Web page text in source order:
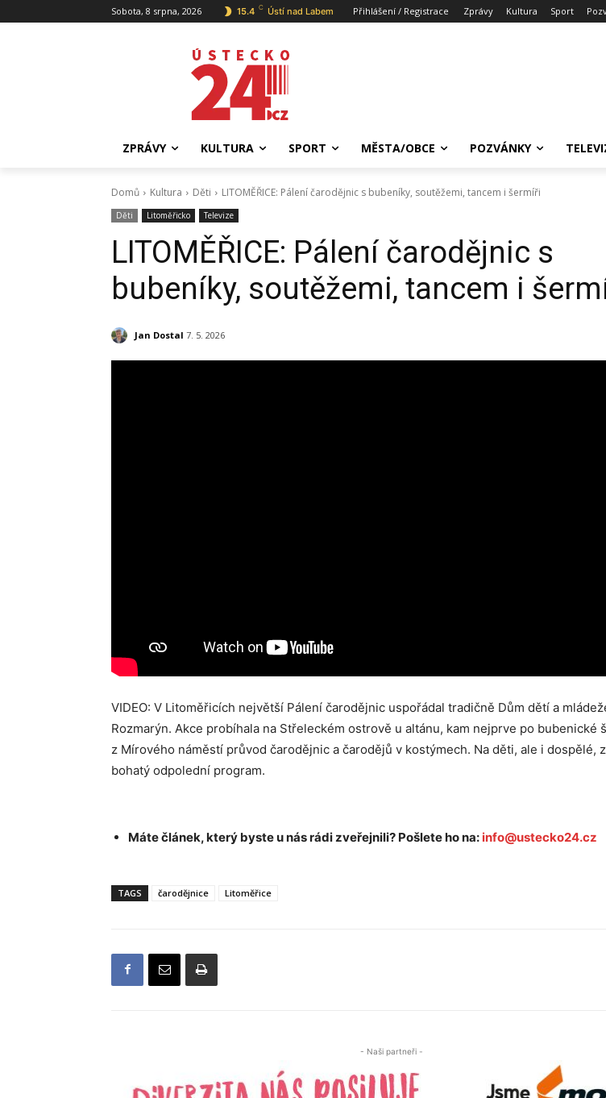
Sobota, 8 srpna, 2026 15.4 C Ústí nad Labem Přihlášení / Registrace Zprávy Kultura Sport
ZPRÁVY KULTURA SPORT MĚSTA/OBCE POZVÁNKY
Domů Kultura Děti LITOMĚŘICE: Pálení čarodějnic s bubeníky, soutěžemi, tancem i šermíři
Děti Litoměřicko Televize
LITOMĚŘICE: Pálení čarodějnic s
bubeníky, soutěžemi, tancem i
Jan Dostal 7. 5. 2026
VIDEO: V Litoměřicích největší Pálení čarodějnic uspořádal tradičně Dům dětí a
Rozmarýn. Akce probíhala na Střeleckém ostrově u altánu, kam nejprve po bubenické
z Mírového náměstí průvod čarodějnic a čarodějů v kostýmech. Na děti, ale i dospělé,
bohatý odpolední program.
Máte článek, který byste u nás rádi zveřejnili? Pošlete ho na: info@ustecko24.cz
TAGS čarodějnice Litoměřice
- Naši partneři -